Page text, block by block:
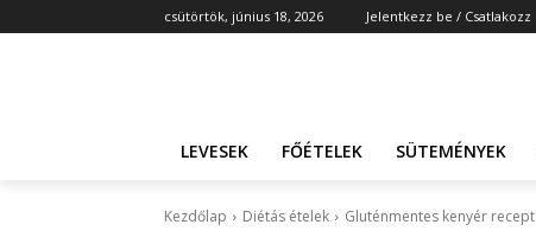
csütörtök, június 18, 2026 Jelentkezz be / Csatlakozz
LEVESEK FŐÉTELEK SÜTEMÉNYEK
Kezdőlap Diétás ételek Gluténmentes kenyér recept